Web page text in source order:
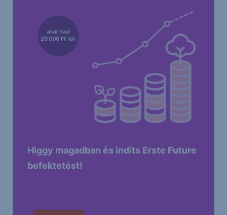
Higgy magadban és indíts Erste Future
befektetést!